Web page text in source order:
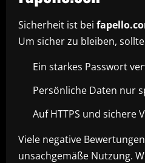
Sicherheit ist bei
Um sicher zu bleiben,
Ein starkes Passwort
Persönliche Daten nur
Auf HTTPS und sichere
Viele negative
unsachgemäße Nutzung.